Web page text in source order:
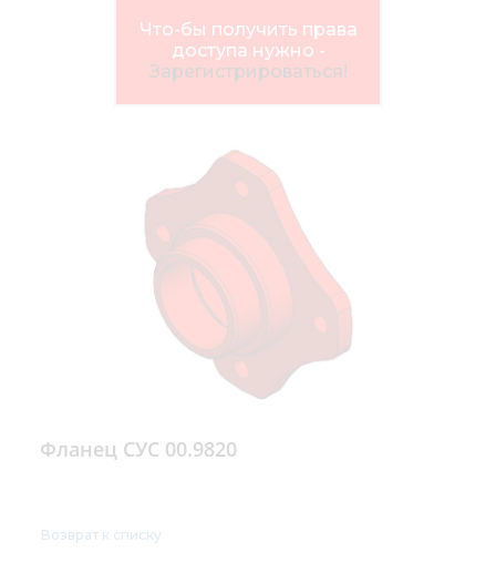
Что-бы получить права
доступа нужно -
Зарегистрироваться!
Фланец СУС 00.9820
Возврат к списку